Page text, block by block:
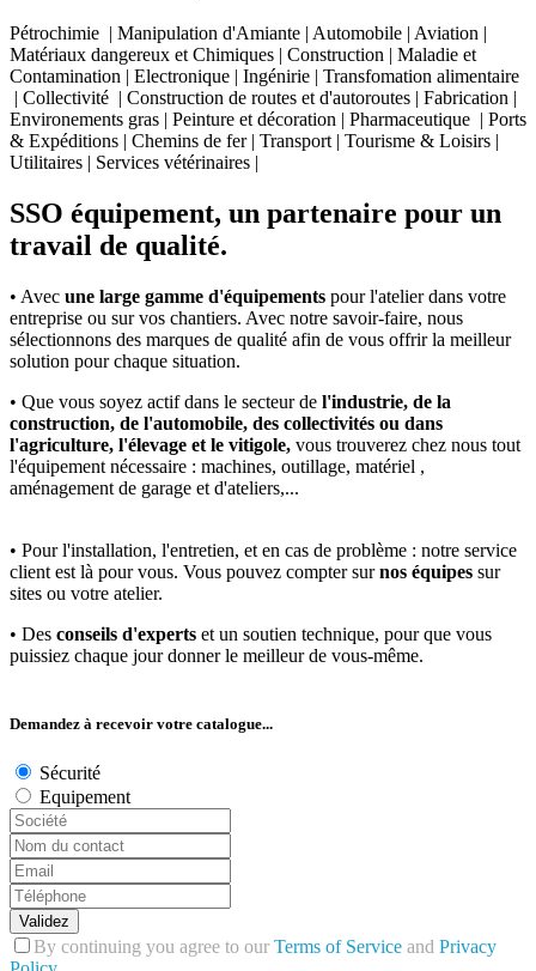
Pétrochimie | Manipulation d'Amiante | Automobile | Aviation |
Matériaux dangereux et Chimiques | Construction | Maladie et
Contamination | Electronique | Ingénirie | Transfomation alimentaire
| Collectivité | Construction de routes et d'autoroutes | Fabrication |
Environements gras | Peinture et décoration | Pharmaceutique | Ports
& Expéditions | Chemins de fer | Transport | Tourisme & Loisirs |
Utilitaires | Services vétérinaires |
SSO équipement, un partenaire pour un
travail de qualité.
• Avec une large gamme d'équipements pour l'atelier dans votre
entreprise ou sur vos chantiers. Avec notre savoir-faire, nous
sélectionnons des marques de qualité afin de vous offrir la meilleur
solution pour chaque situation.
• Que vous soyez actif dans le secteur de l'industrie, de la
construction, de l'automobile, des collectivités ou dans
l'agriculture, l'élevage et le vitigole, vous trouverez chez nous tout
l'équipement nécessaire : machines, outillage, matériel ,
aménagement de garage et d'ateliers,...
• Pour l'installation, l'entretien, et en cas de problème : notre service
client est là pour vous. Vous pouvez compter surnos équipes sur
sites ou votre atelier.
• Des conseils d'experts et un soutien technique, pour que vous
puissiez chaque jour donner le meilleur de vous-même.
Demandez à recevoir votre catalogue...
Sécurité
Equipement
Validez
By continuing you agree to our Terms of Service and Privacy